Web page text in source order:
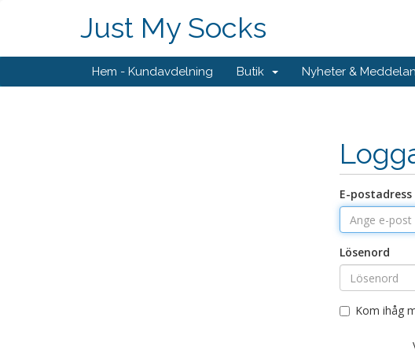
Just My Socks
Hem - Kundavdelning Butik Nyheter &
E-postadress
Lösenord
Kom ihåg